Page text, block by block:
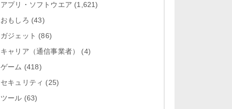
「Microsoft Excel 2.112.3」iOS向
アプリ・ソフトウエア (1,621)
おもしろ (43)
ガジェット (86)
キャリア（通信事業者）
(4)
ゲーム (418)
セキュリティ (25)
ツール (63)